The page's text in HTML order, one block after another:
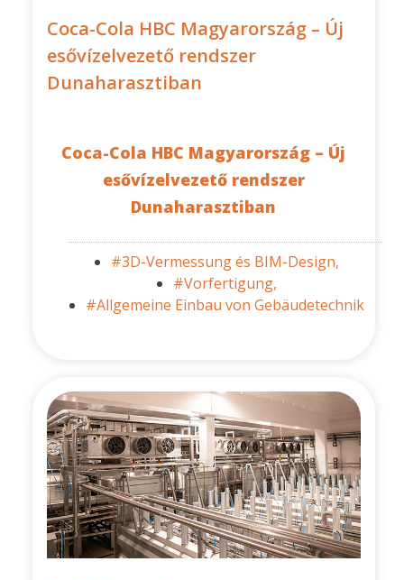
Coca-Cola HBC Magyarország – Új
esővízelvezető rendszer
Dunaharasztiban
Coca-Cola HBC Magyarország – Új
esővízelvezető rendszer
Dunaharasztiban
#3D-Vermessung és BIM-Design,
#Vorfertigung,
#Allgemeine Einbau von Gebäudetechnik